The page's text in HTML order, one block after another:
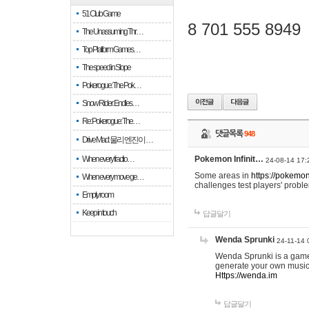
51 Club Game
The Unassuming Thr…
Top Platform Games…
The speed in Slope
Pokerogue: The Pok…
Snow Rider: Endles…
Re: Pokerogue: The…
Drive Mad: 물리 엔진이 …
When every fractio…
When every move ge…
Empty room
Keep in touch
8 701 555 8949
댓글목록948
Pokemon Infinit… 24-08-14
Some areas in https://
challenges test players'
답글달기
Wenda Sprunki 24-11-14
Wenda Sprunki is a
generate your own
Https://wenda.im
답글달기